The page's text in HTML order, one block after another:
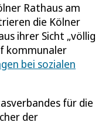
Rathaus am
die Kölner
ihrer Sicht „völlig
kommunaler
bei sozialen
für die
der